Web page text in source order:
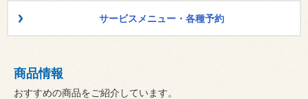
サービスメニュー・各種予約
商品情報
おすすめの商品をご紹介しています。